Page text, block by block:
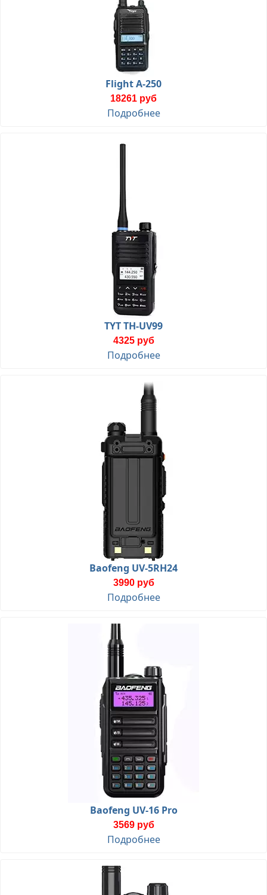
Flight A-250
18261 руб
Подробнее
TYT TH-UV99
4325 руб
Подробнее
Baofeng UV-5RH24
3990 руб
Подробнее
Baofeng UV-16 Pro
3569 руб
Подробнее